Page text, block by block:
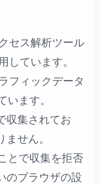
セス解析ツール
しています。
フィックデータ
います。
収集されてお
せん。
とで収集を拒否
のブラウザの設